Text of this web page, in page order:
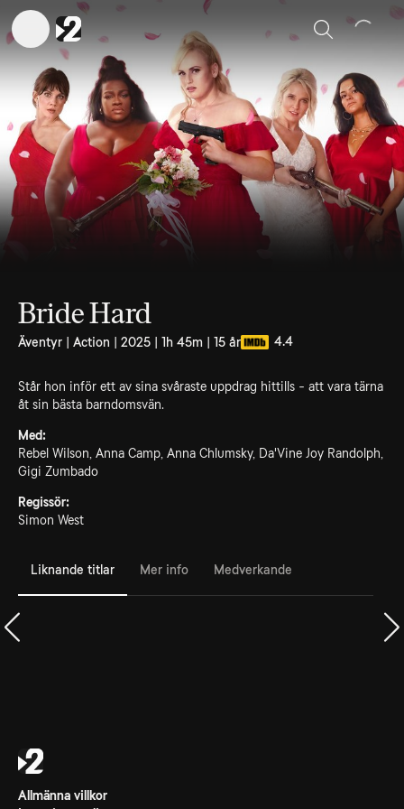
Sök
Bride Hard
Äventyr | Action | 2025 | 1h 45m | 15 år 4.4
Står hon inför ett av sina svåraste uppdrag hittills - att vara tärna
åt sin bästa barndomsvän.
Med:
Rebel Wilson, Anna Camp, Anna Chlumsky, Da'Vine Joy Randolph,
Gigi Zumbado
Regissör:
Simon West
Liknande titlar Mer info Medverkande
Allmänna villkor